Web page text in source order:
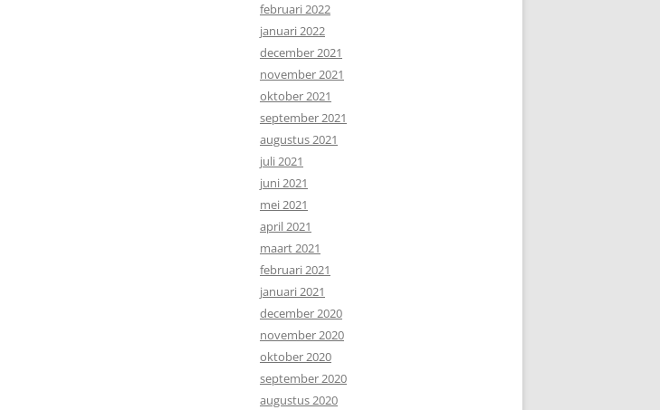
februari 2022
januari 2022
december 2021
november 2021
oktober 2021
september 2021
augustus 2021
juli 2021
juni 2021
mei 2021
april 2021
maart 2021
februari 2021
januari 2021
december 2020
november 2020
oktober 2020
september 2020
augustus 2020